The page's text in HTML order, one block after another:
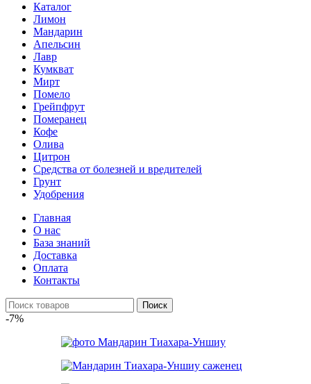
Каталог
Лимон
Мандарин
Апельсин
Лавр
Кумкват
Мирт
Помело
Грейпфрут
Померанец
Кофе
Олива
Цитрон
Средства от болезней и вредителей
Грунт
Удобрения
Главная
О нас
База знаний
Доставка
Оплата
Контакты
Поиск
-7%